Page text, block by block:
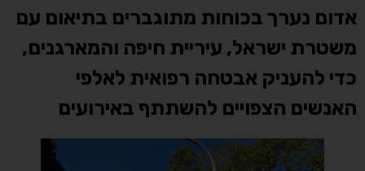
אדום נערך בכוחות מתוגברים בתיאום עם
משטרת ישראל, עיריית חיפה והמארגנים,
כדי להעניק אבטחה רפואית לאלפי
האנשים הצפויים להשתתף באירועים